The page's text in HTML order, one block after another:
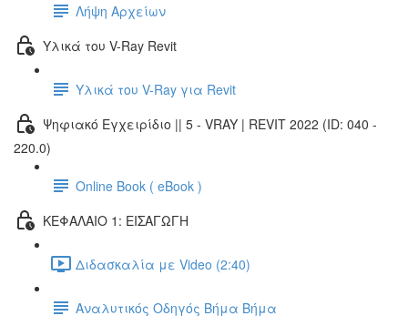
Λήψη Αρχείων
Υλικά του V-Ray Revit
Υλικά του V-Ray για Revit
Ψηφιακό Εγχειρίδιο || 5 - VRAY | REVIT 2022 (ID: 040 -
220.0)
Online Book ( eBook )
ΚΕΦΑΛΑΙΟ 1: ΕΙΣΑΓΩΓΗ
Διδασκαλία με Video (2:40)
Αναλυτικός Οδηγός Βήμα Βήμα